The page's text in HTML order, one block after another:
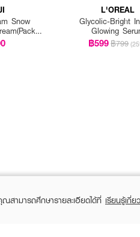
Snow
1
L'OREAL
Glycolic-Bright
Glowing
฿599฿799
สามารถศึกษารายละเอียดได้ที่ เรียนรู้เกี่